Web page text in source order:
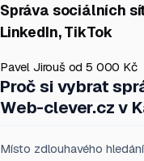
Správa sociálních
LinkedIn, TikTok
Pavel Jirouš od 5 000 Kč
Proč si vybrat
Web-clever.cz v
Místo zdlouhavého